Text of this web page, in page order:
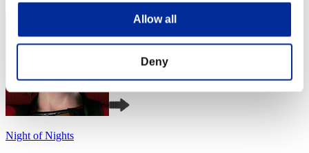
Allow all
Deny
Night of Nights